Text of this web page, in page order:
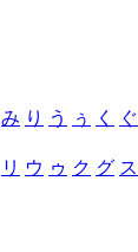
み り う ぅ く ぐ
リ ウ ゥ ク グ ス